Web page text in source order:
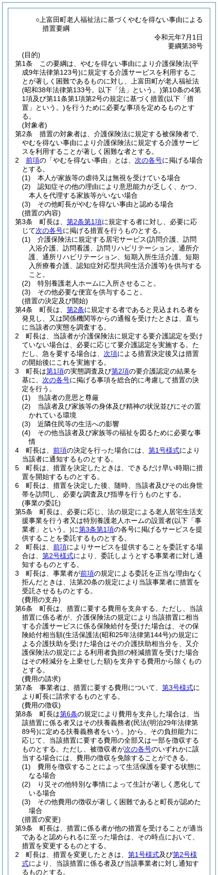
○上富田町老人福祉法に基づくやむを得ない事由による
措置要綱
令和元年7月1日
要綱第38号
(目的)
第1条
この要綱は、やむを得ない事由により介護保険法(平
成9年法律第123号)に規定する介護サービスを利用するこ
とが著しく困難であるものに対し、上富田町が老人福祉法
(昭和38年法律第133号。以下「法」という。)第10条の4第
1項及び第11条第1項第2号の規定に基づく措置(以下「措
置」という。)を行うために必要な事項を定めるものとす
る。
(対象者)
第2条
措置の対象者は、介護保険法に規定する被保険者で、
やむを得ない事由により介護保険法に規定する介護サービ
スを利用することが著しく困難な者とする。
2
前項の「やむを得ない事由」とは、 次の各号に掲げる場合
とする。
(1)
本人が家族等の虐待又は無視を受けている場合
(2)
認知症その他の理由により意思能力が乏しく、かつ、
本人を代理する家族等がいない場合
(3)
その他町長がやむを得ない事由と認める場合
(措置の内容)
第3条
町長は、 第2条第1項に規定する者に対し、必要に応
じて次の各号に掲げる措置を行うものとする。
(1)
介護保険法に規定する居宅サービス(訪問介護、訪問
入浴介護、訪問看護、訪問リハビリテーション、通所介
護、通所リハビリテーション、短期入所生活介護、短期
入所療養介護、認知症対応型共同生活介護等)を供与する
こと。
(2)
特別養護老人ホームに入所させること。
(3)
その他必要な便宜を供与すること。
(措置の決定及び開始)
第4条
町長は、 第2条に規定する者であると見込まれる者を
発見し、又は関係機関等からの通報を受けたときは、直ち
に当該者の実態を調査する。
2
町長は、当該者が介護保険法に規定する要介護認定を受け
ていない場合は、必要に応じて要介護認定を実施する。 た
だし、急を要する場合は、 次項による措置決定後又は措置
の開始後にこれを実施する。
3
町長は第1項の実態調査及び第2項の要介護認定の結果を
基に、 次の各号に掲げる事項を総合的に考慮して措置の決
定を行う。
(1)
当該者の意思と尊厳
(2)
当該者及び家族等の身体及び精神の状況並びにその置
かれている環境
(3)
近隣住民等の生活への影響
(4)
その他当該者及び家族等の福祉を図るために必要な事
情
4
町長は、 前項の決定を行った場合には、 第1号様式により
当該者に通知するものとする。
5
町長は、措置を決定したときは、できるだけ早い時期に措
置を開始するものとする。
6
町長は、措置を決定した後、随時、当該者及びその出身世
帯を訪問し、必要な調査及び指導を行うものとする。
(事業の委託)
第5条
町長は、必要に応じ、法の規定による老人居宅生活支
援事業を行う者又は特別養護老人ホームの設置者(以下「事
業者」という。)に第3条第1項の各号に掲げるサービスを提
供することを委託するものとする。
2
町長は、 前項によりサービスを提供することを委託する場
合は、 第2号様式により、委託しようとする事業者に対し通
知するものとする。
3
町長は、事業者が前項の規定による委託を正当な理由なく
拒んだときは、法第20条の規定により当該事業者に措置を
受託させるものとする。
(費用の支弁)
第6条
町長は、措置に要する費用を支弁する。 ただし、当該
措置に係る者が、介護保険法の規定により当該措置に相当
する介護サービスに係る保険給付を受けた場合は、その保
険給付相当額(生活保護法(昭和25年法律第144号)の規定に
よる介護扶助を受けた場合はその介護扶助相当分を、又介
護保険法の規定による利用者負担の軽減措置を受けた場合
はその軽減分を上乗せした額)を支弁する費用から除くもの
とする。
(費用の請求)
第7条
事業者は、措置に要する費用について、 第3号様式に
より町長に請求するものとする。
(費用の徴収)
第8条
町長は第6条の規定により費用を支弁した場合は、当
該措置に係る者又はその扶養義務者(民法(明治29年法律第
89号)に定める扶養義務者をいう。)から、その負担能力に
応じて、当該措置に要する費用の全部又は一部を徴収する
ものとする。 ただし、被徴収者が次の各号のいずれかに該
当する場合には、費用の徴収を免除することができる。
(1)
費用を徴収することによって生活保護を要する状態に
なる場合
(2)
り災その他特別な事情によって生計が著しく悪化して
いる場合
(3)
その他費用の徴収が著しく困難であると町長が認めた
場合
(措置の変更)
第9条
町長は、措置に係る者が他の措置を受けることが適当
であると認められるに至った場合は、その時点において、
措置を変更するものとする。
2
町長は、措置を変更したときは、 第1号様式及び第2号様
式により、当該措置に係る者及び当該事業者に対し通知す
るものとする。